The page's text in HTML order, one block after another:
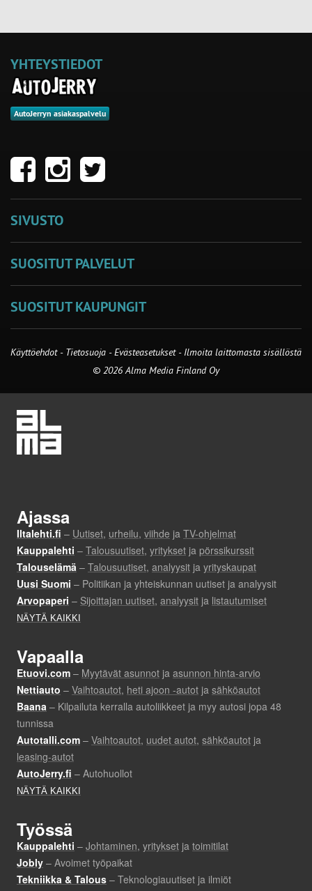
YHTEYSTIEDOT
AutoJerryn asiakaspalvelu
SIVUSTO
SUOSITUT PALVELUT
SUOSITUT KAUPUNGIT
Käyttöehdot - Tietosuoja -Evästeasetukset- Ilmoita laittomasta sisällöstä
© 2026 Alma Media Finland Oy